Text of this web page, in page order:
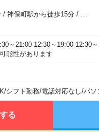
/ 神保町駅から徒歩15分/
～21:00 12:30～19:00 12:30
能性があります
/シフト勤務/電話対応なし/パソ
る